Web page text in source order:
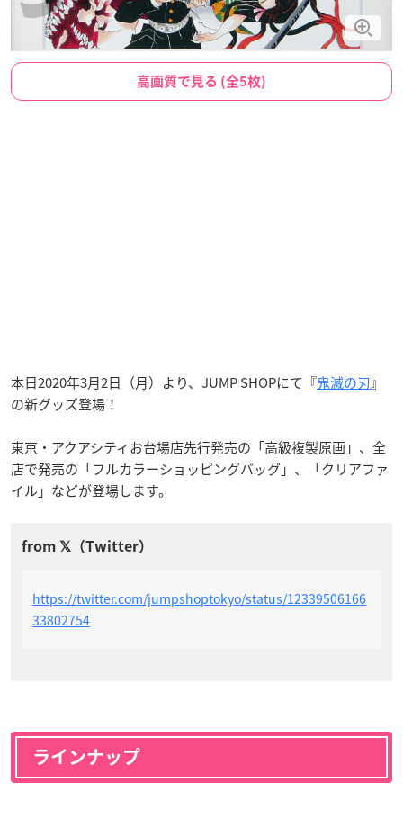
高画質で見る (全5枚)
本日2020年3月2日（月）より、JUMP SHOPにて『鬼滅の刃』
の新グッズ登場！
東京・アクアシティお台場店先行発売の「高級複製原画」、全
店で発売の「フルカラーショッピングバッグ」、「クリアファ
イル」などが登場します。
https://twitter.com/jumpshoptokyo/status/12339506166
33802754
ラインナップ